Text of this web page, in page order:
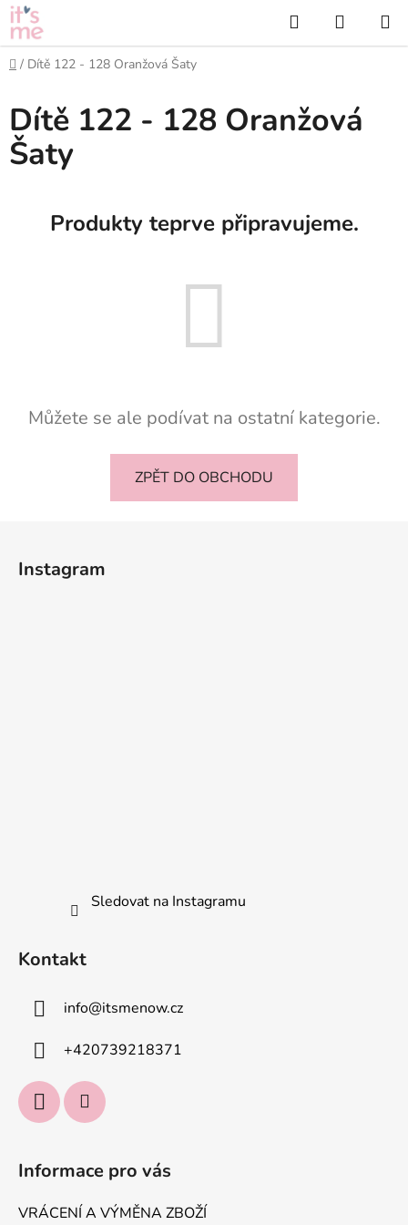
Přejít
na
obsah
Hledat
KOŠÍK
Domů
/ Dítě 122 - 128 Oranžová Šaty
Dítě 122 - 128 Oranžová
Šaty
Produkty teprve připravujeme.
Můžete se ale podívat na ostatní kategorie.
ZPĚT DO OBCHODU
Instagram
Sledovat na Instagramu
Kontakt
info@itsmenow.cz
+420739218371
Informace pro vás
VRÁCENÍ A VÝMĚNA ZBOŽÍ